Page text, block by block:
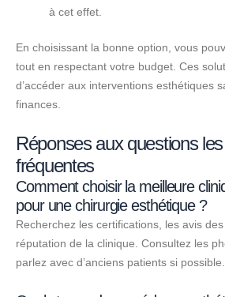
à cet effet.
En choisissant la bonne option, vous
tout en respectant votre budget. Ces
d’accéder aux interventions esthétiques
finances.
Réponses aux questions
fréquentes
Comment choisir la meilleure
pour une chirurgie esthétique ?
Recherchez les certifications, les avis
réputation de la clinique. Consultez les
parlez avec d’anciens patients si possible.